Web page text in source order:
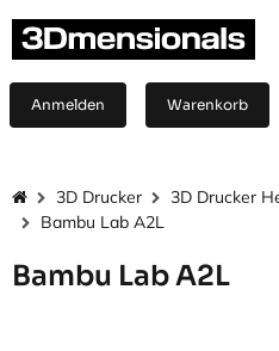
Anmelden Warenkorb
3D Drucker 3D Drucker
Bambu Lab A2L
Bambu Lab A2L